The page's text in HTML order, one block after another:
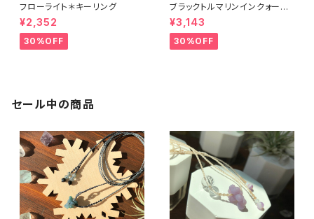
フローライト＊キーリング
¥2,352
30%OFF
ブラックトルマリンインクォーツ
＊キーリング
¥3,143
30%OFF
セール中の商品